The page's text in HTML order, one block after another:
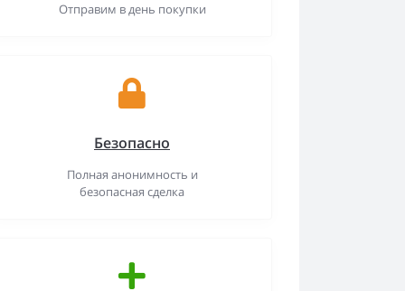
Отправим в день покупки
Безопасно
Полная анонимность и
безопасная сделка